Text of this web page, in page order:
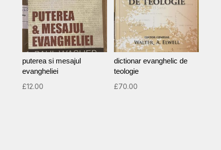
puterea si mesajul
evangheliei
£12.00
dictionar evanghelic de
teologie
£70.00